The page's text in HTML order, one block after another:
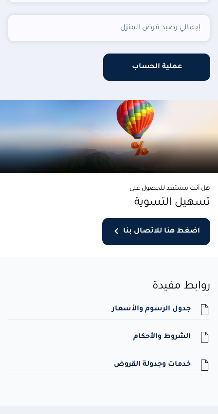
إجمالي رصيد قرض المنزل
عملية الحساب
هل أنت مستعد للحصول على
تسهيل التسوية
اضغط هنا للاتصال بنا
روابط مفيدة
جدول الرسوم والأسعار
الشروط والأحكام
خدمات وجدولة القروض